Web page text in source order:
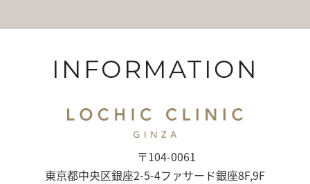
INFORMATION
〒104-0061
東京都中央区銀座2-5-4ファサード銀座8F,9F